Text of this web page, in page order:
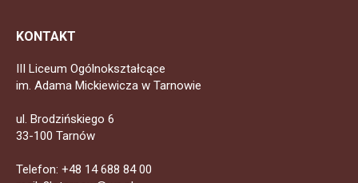
KONTAKT
III Liceum Ogólnokształcące
im. Adama Mickiewicza w Tarnowie
ul. Brodzińskiego 6
33-100 Tarnów
Telefon: +48 14 688 84 00